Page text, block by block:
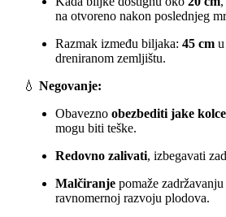
na otvoreno nakon poslednjeg
Razmak između biljaka: 45 cm
dreniranom zemljištu.
💧 Negovanje:
Obavezno obezbediti jake
mogu biti teške.
Redovno zalivati, izbegavati
Malčiranje pomaže
ravnomernoj razvoju plodova.